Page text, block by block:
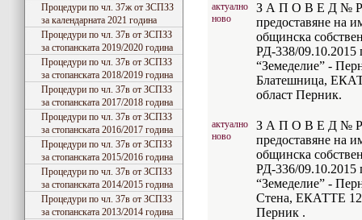
Процедури по чл. 37ж от ЗСПЗЗ
за календарната 2021 година
Процедури по чл. 37в от ЗСПЗЗ
за стопанската 2019/2020 година
Процедури по чл. 37в от ЗСПЗЗ
за стопанската 2018/2019 година
Процедури по чл. 37в от ЗСПЗЗ
за стопанската 2017/2018 година
Процедури по чл. 37в от ЗСПЗЗ
за стопанската 2016/2017 година
Процедури по чл. 37в от ЗСПЗЗ
за стопанската 2015/2016 година
Процедури по чл. 37в от ЗСПЗЗ
за стопанската 2014/2015 година
Процедури по чл. 37в от ЗСПЗЗ
за стопанската 2013/2014 година
актуално
ново
З А П О В Е Д №
предоставяне на
общинска
РД-338/09.10.2015
“Земеделие” -
Блатешница,
област Перник.
актуално
ново
З А П О В Е Д №
предоставяне на
общинска
РД-336/09.10.2015
“Земеделие” -
Стена, ЕКАТТЕ
Перник .